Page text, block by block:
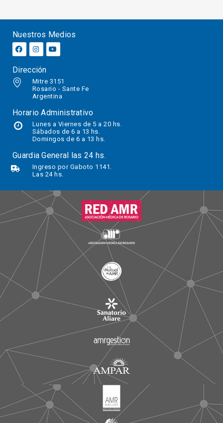
Nuestros Medios
Dirección
Mitre 3151
Rosario - Sante Fe
Argentina
Horario Administrativo
Lunes a Viernes de 5 a 20 hs.
Sábados de 6 a 13 hs.
Domingos de 6 a 13 hs.
Guardia General las 24 hs.
Ingreso por Gaboto 1141.
Las 24 hs.